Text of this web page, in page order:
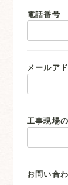
電話番号
メールア
工事現場
お問い合